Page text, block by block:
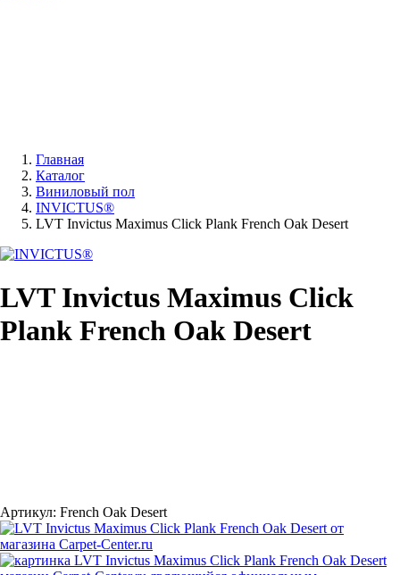
Главная
Каталог
Виниловый пол
INVICTUS®
LVT Invictus Maximus Click Plank French Oak Desert
LVT Invictus Maximus Click
Plank French Oak Desert
Артикул: French Oak Desert